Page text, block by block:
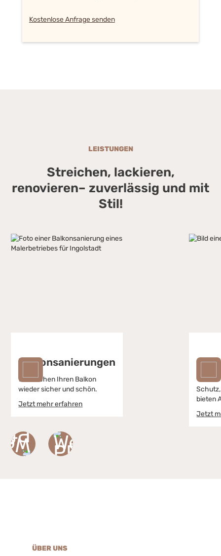
Kostenlose Anfrage senden
LEISTUNGEN
Streichen, lackieren,
renovieren– zuverlässig und mit
Stil!
Balkonsanierungen
Wir machen Ihren Balkon
wieder sicher und schön.
Jetzt mehr erfahren
bieten
Jetzt
ÜBER UNS